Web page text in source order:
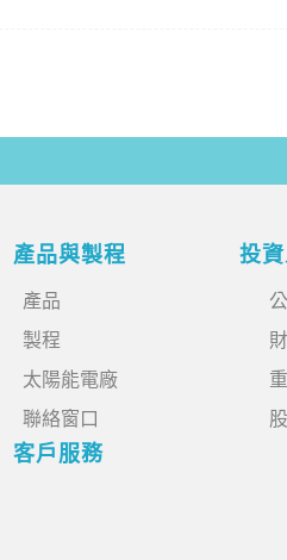
產品與製程
產品
製程
太陽能電廠
聯絡窗口
客戶服務
投